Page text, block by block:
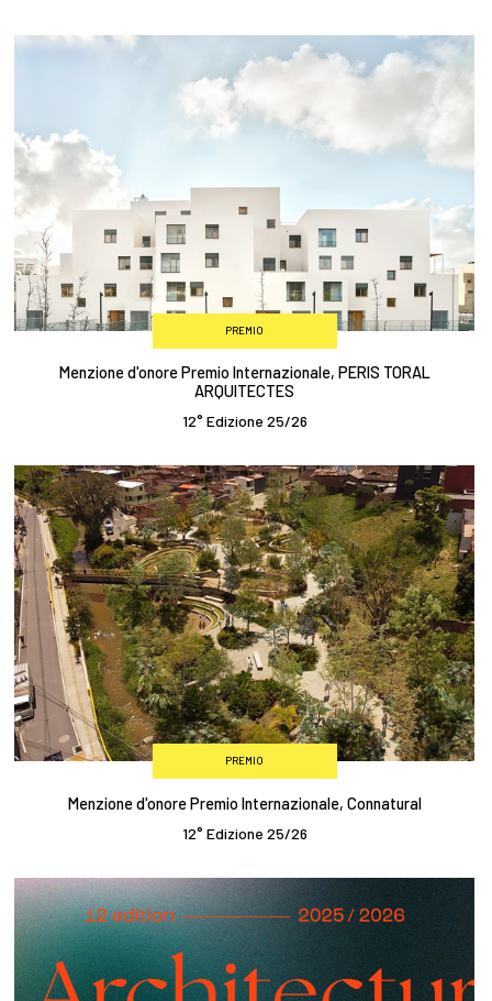
PREMIO
Menzione d'onore Premio Internazionale, PERIS TORAL
ARQUITECTES
12° Edizione 25/26
PREMIO
Menzione d'onore Premio Internazionale, Connatural
12° Edizione 25/26